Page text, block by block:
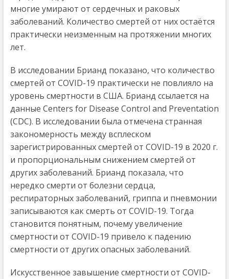
многие умирают от сердечных и раковых
заболеваний. Количество смертей от них остаётся
практически неизменным на протяжении многих
лет.
В исследовании Брианд показано, что количество
смертей от COVID-19 практически не повлияло на
уровень смертности в США. Брианд ссылается на
данные Centers for Disease Control and Preventation
(CDC). В исследовании была отмечена странная
закономерность между всплеском
зарегистрированных смертей от COVID-19 в 2020 г.
и пропорциональным снижением смертей от
других заболеваний. Брианд показала, что
нередко смерти от болезни сердца,
респираторных заболеваний, гриппа и пневмонии
записываются как смерть от COVID-19. Тогда
становится понятным, почему увеличение
смертности от COVID-19 привело к падению
смертности от других опасных заболеваний.
Искусственное завышение смертности от COVID-